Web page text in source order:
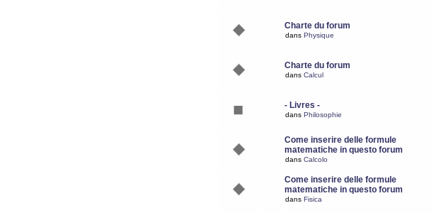
Charte du forum
dans Physique
Charte du forum
dans Calcul
- Livres -
dans Philosophie
Come inserire delle formule
matematiche in questo forum
dans Calcolo
Come inserire delle formule
matematiche in questo forum
dans Fisica